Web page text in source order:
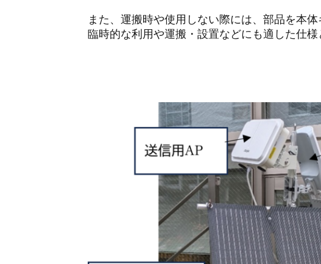
また、運搬時や使用しない際には、部品を本
臨時的な利用や運搬・設置などにも適した仕様